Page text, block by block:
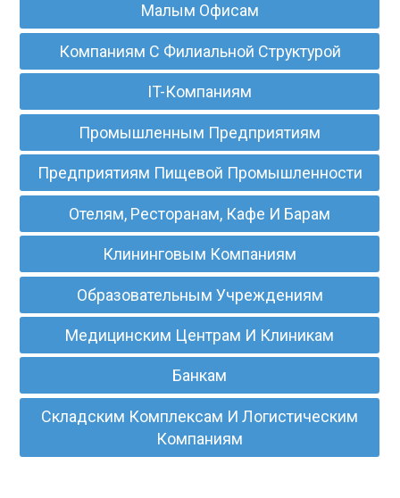
Малым Офисам
Компаниям С Филиальной Структурой
IT-Компаниям
Промышленным Предприятиям
Предприятиям Пищевой Промышленности
Отелям, Ресторанам, Кафе И Барам
Клининговым Компаниям
Образовательным Учреждениям
Медицинским Центрам И Клиникам
Банкам
Складским Комплексам И Логистическим
Компаниям